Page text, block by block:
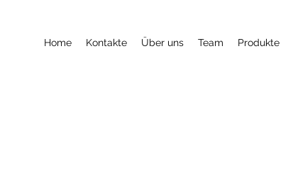
Home Kontakte Über uns Team Produkte